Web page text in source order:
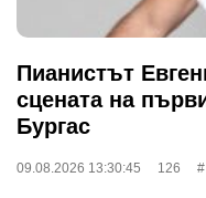
Пианистът
сцената на
Бургас
09.08.2026 13:30:45 126